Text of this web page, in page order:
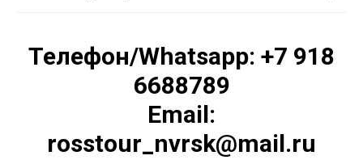
Телефон/Whatsapp: +7 918
6688789
Email:
rosstour_nvrsk@mail.ru